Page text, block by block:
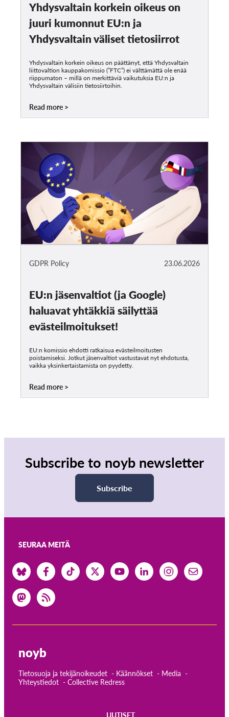
Yhdysvaltain korkein oikeus on
juuri kumonnut EU:n ja
Yhdysvaltain väliset tietosiirrot
Yhdysvaltain korkein oikeus on päättänyt, että Yhdysvaltain
liittovaltion kauppakomissio (”FTC”) ei välttämättä ole enää
riippumaton – millä on merkittäviä vaikutuksia EU:n ja
Yhdysvaltain välisiin tietosiirtoihin.
Read more
23.06.2026
GDPR Policy
EU:n jäsenvaltiot (ja Google)
haluavat yhtäkkiä säilyttää
evästeilmoitukset!
EU:n komissio ehdotti ratkaisua evästeilmoitusten
poistamiseksi. Jotkut jäsenvaltiot vastustavat nyt ehdotusta,
vaikka yksinkertaistamista on pyydetty.
Read more
Subscribe to noyb newsletter
Subscribe
SEURAA MEITÄ
noyb
Tietosuoja ja tekijänoikeudet Käännökset
Media
Yhteystiedot
Collective Redress